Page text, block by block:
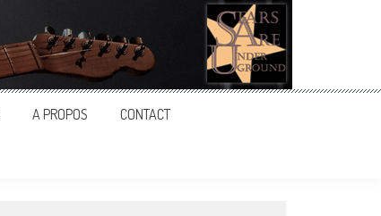
A PROPOS CONTACT